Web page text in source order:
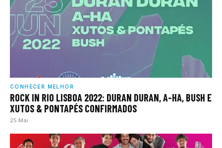
CONHECER MELHOR
ROCK IN RIO LISBOA 2022: DURAN DURAN, A-HA, BUSH E
XUTOS & PONTAPÉS CONFIRMADOS
25 Mai